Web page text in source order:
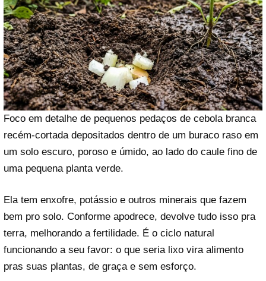
Foco em detalhe de pequenos pedaços de cebola branca
recém-cortada depositados dentro de um buraco raso em
um solo escuro, poroso e úmido, ao lado do caule fino de
uma pequena planta verde.
Ela tem enxofre, potássio e outros minerais que fazem
bem pro solo. Conforme apodrece, devolve tudo isso pra
terra, melhorando a fertilidade. É o ciclo natural
funcionando a seu favor: o que seria lixo vira alimento
pras suas plantas, de graça e sem esforço.